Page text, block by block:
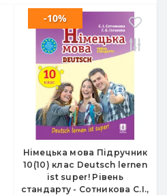
Німецька мова Підручник
10(10) клас Deutsch lernen
ist super! Рівень
стандарту - Сотникова С.І.,
-10%